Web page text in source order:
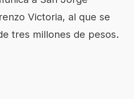
Victoria, al que se
tres millones de pesos.